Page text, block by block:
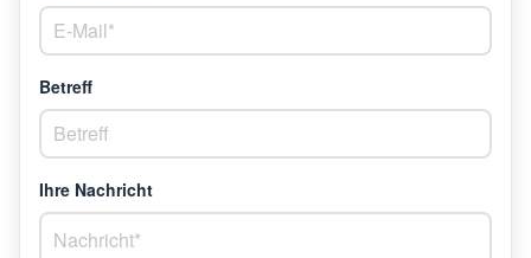
Betreff
Ihre Nachricht